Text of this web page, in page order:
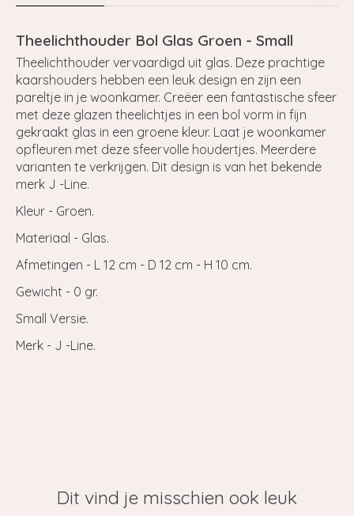
Theelichthouder Bol Glas Groen - Small
Theelichthouder vervaardigd uit glas. Deze prachtige
kaarshouders hebben een leuk design en zijn een
pareltje in je woonkamer. Creëer een fantastische sfeer
met deze glazen theelichtjes in een bol vorm in fijn
gekraakt glas in een groene kleur. Laat je woonkamer
opfleuren met deze sfeervolle houdertjes. Meerdere
varianten te verkrijgen. Dit design is van het bekende
merk J -Line.
Kleur - Groen.
Materiaal - Glas.
Afmetingen - L 12 cm - D 12 cm - H 10 cm.
Gewicht - 0 gr.
Small Versie.
Merk - J -Line.
Dit vind je misschien ook leuk